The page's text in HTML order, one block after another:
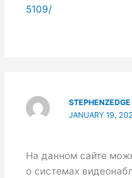
5109/
STEPHENZEDGE
JANUARY 19,
На данном сайте
о системах